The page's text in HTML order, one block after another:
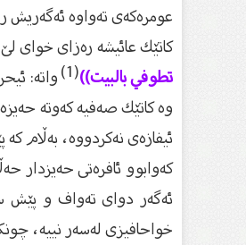
عومرەكەى تەواوە ئەگەریش
كاتێك عائیشە رەزاى خواى
تطوفي بالبيت))(1) واتە:
وە كاتێك صەفیە كەوتە
ئیفازەى نەكردووە، بەڵام
كەوابوو ئافرەتى حەیزدار
ئەگەر دواى تەواف و پێش
خواحافیزى لەسەر نییە،